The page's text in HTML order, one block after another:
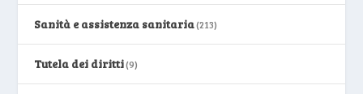
Sanità e assistenza sanitaria(213)
Tutela dei diritti(9)